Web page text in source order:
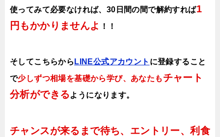
使ってみて必要なければ、30日間の間で解約すれば1
円もかかりませんよ
！！
そしてこちらから LINE公式アカウント に登録すること
で少しずつ相場を基礎から学び、あなたも チャート
分析ができるようになります。
チャンスが来るまで待ち、エントリー、利食